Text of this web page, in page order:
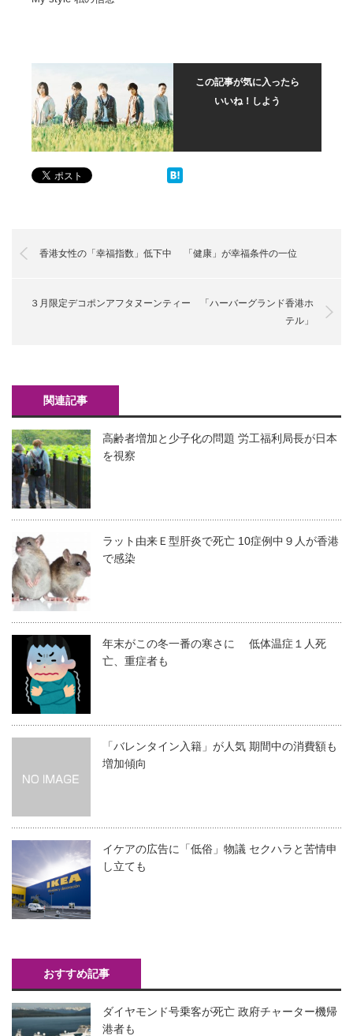
この記事が気に入ったら
いいね！しよう
香港女性の「幸福指数」低下中 「健康」が幸福条件の一位
３月限定デコポンアフタヌーンティー 「ハーバーグランド香港ホ
テル」
関連記事
高齢者増加と少子化の問題 労工福利局長が日本
を視察
ラット由来Ｅ型肝炎で死亡 10症例中９人が香港
で感染
年末がこの冬一番の寒さに 低体温症１人死
亡、重症者も
「バレンタイン入籍」が人気 期間中の消費額も
増加傾向
イケアの広告に「低俗」物議 セクハラと苦情申
し立ても
おすすめ記事
ダイヤモンド号乗客が死亡 政府チャーター機帰
港者も